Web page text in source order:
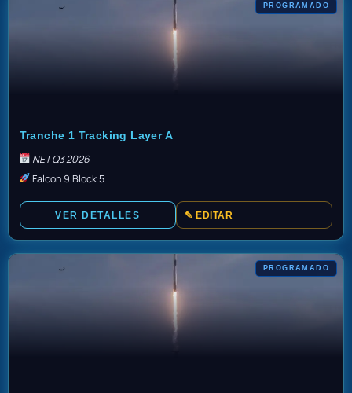
PROGRAMADO
Tranche 1 Tracking Layer A
NET Q3 2026
Falcon 9 Block 5
VER DETALLES ✎ EDITAR
PROGRAMADO